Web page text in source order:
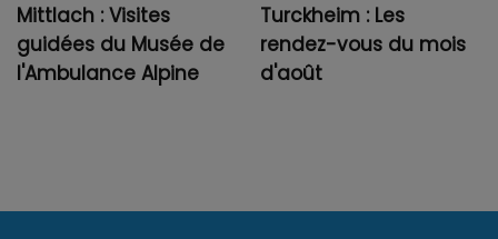
Mittlach : Visites
guidées du Musée de
l'Ambulance Alpine
Turckheim : Les
rendez-vous du mois
d'août